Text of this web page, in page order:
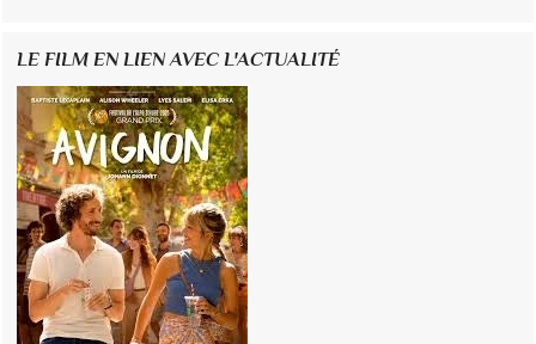
LE FILM EN LIEN AVEC L'ACTUALITÉ